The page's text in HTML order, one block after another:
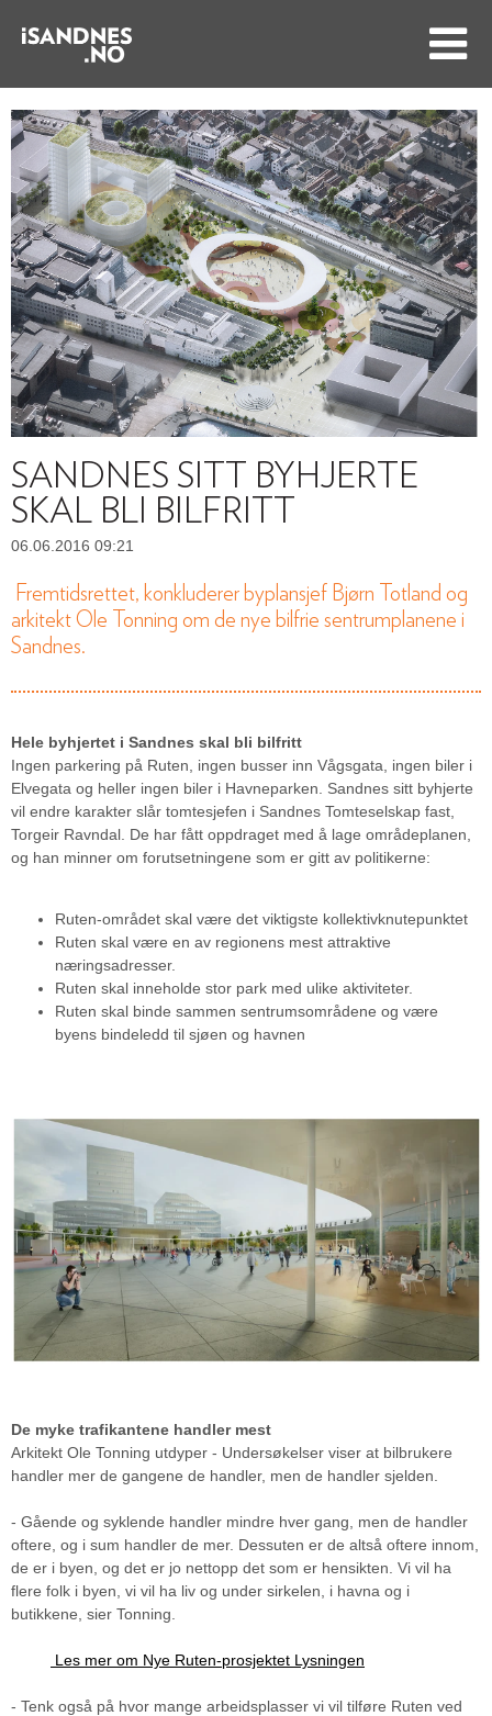
SANDNES SITT BYHJERTE
SKAL BLI BILFRITT
06.06.2016 09:21
Fremtidsrettet, konkluderer byplansjef Bjørn Totland og
arkitekt Ole Tonning om de nye bilfrie sentrumplanene i
Sandnes.
Hele byhjertet i Sandnes skal bli bilfritt
Ingen parkering på Ruten, ingen busser inn Vågsgata, ingen biler i
Elvegata og heller ingen biler i Havneparken. Sandnes sitt byhjerte
vil endre karakter slår tomtesjefen i Sandnes Tomteselskap fast,
Torgeir Ravndal. De har fått oppdraget med å lage områdeplanen,
og han minner om forutsetningene som er gitt av politikerne:
Ruten-området skal være det viktigste kollektivknutepunktet
Ruten skal være en av regionens mest attraktive
næringsadresser.
Ruten skal inneholde stor park med ulike aktiviteter.
Ruten skal binde sammen sentrumsområdene og være
byens bindeledd til sjøen og havnen
De myke trafikantene handler mest
Arkitekt Ole Tonning utdyper - Undersøkelser viser at bilbrukere
handler mer de gangene de handler, men de handler sjelden.
- Gående og syklende handler mindre hver gang, men de handler
oftere, og i sum handler de mer. Dessuten er de altså oftere innom,
de er i byen, og det er jo nettopp det som er hensikten. Vi vil ha
flere folk i byen, vi vil ha liv og under sirkelen, i havna og i
butikkene, sier Tonning.
Les mer om Nye Ruten-prosjektet Lysningen
- Tenk også på hvor mange arbeidsplasser vi vil tilføre Ruten ved